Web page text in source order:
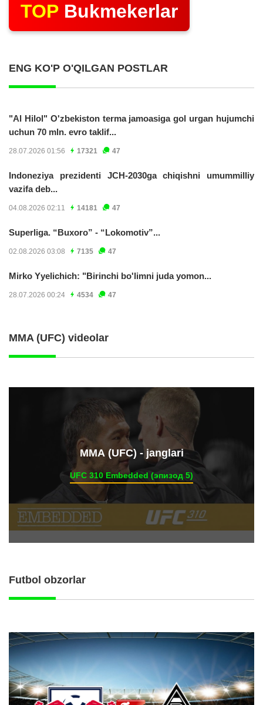
TOP Bukmekerlar
ENG KO'P O'QILGAN POSTLAR
"Al Hilol" O'zbekiston terma jamoasiga gol urgan hujumchi
uchun 70 mln. evro taklif...
28.07.2026 01:56 17321 47
Indoneziya prezidenti JCH-2030ga chiqishni umummilliy
vazifa deb...
04.08.2026 02:11 14181 47
Superliga. “Buxoro” - “Lokomotiv”...
02.08.2026 03:08 7135 47
Mirko Yyelichich: "Birinchi bo'limni juda yomon...
28.07.2026 00:24 4534 47
MMA (UFC) videolar
ММА (UFC) - janglari
UFC 310 Embedded (эпизод 5)
Futbol obzorlar